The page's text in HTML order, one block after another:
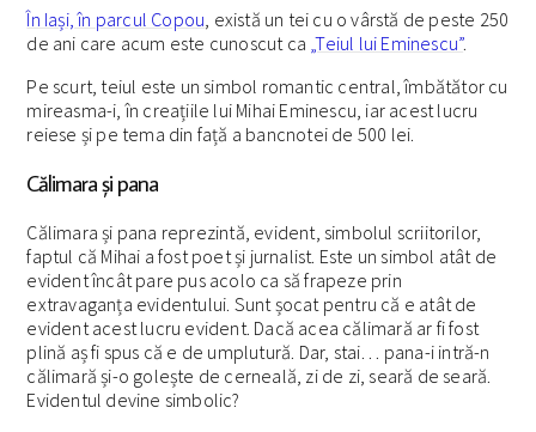
În Iași, în parcul Copou, există un tei cu o vârstă de peste 250
de ani care acum este cunoscut ca „Teiul lui Eminescu”.
Pe scurt, teiul este un simbol romantic central, îmbătător cu
mireasma-i, în creațiile lui Mihai Eminescu, iar acest lucru
reiese și pe tema din față a bancnotei de 500 lei.
Călimara şi pana
Călimara și pana reprezintă, evident, simbolul scriitorilor,
faptul că Mihai a fost poet și jurnalist. Este un simbol atât de
evident încât pare pus acolo ca să frapeze prin
extravaganța evidentului. Sunt șocat pentru că e atât de
evident acest lucru evident. Dacă acea călimară ar fi fost
plină aș fi spus că e de umplutură. Dar, stai… pana-i intră-n
călimară și-o golește de cerneală, zi de zi, seară de seară.
Evidentul devine simbolic?